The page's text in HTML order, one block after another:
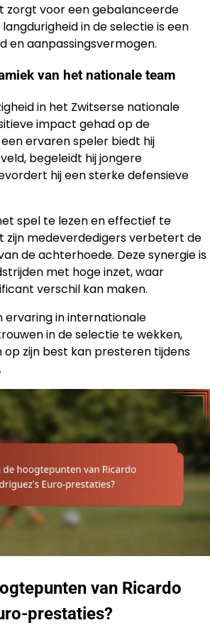
zorgt voor een gebalanceerde
in de selectie is een
en aanpassingsvermogen.
van het nationale team
in het Zwitserse nationale
impact gehad op de
ervaren speler biedt hij
begeleidt hij jongere
hij een sterke defensieve
spel te lezen en effectief te
zijn medeverdedigers verbetert de
de achterhoede. Deze synergie is
met hoge inzet, waar
verschil kan maken.
ervaring in internationale
in de selectie te wekken,
zijn best kan presteren tijdens
van Ricardo
prestaties?